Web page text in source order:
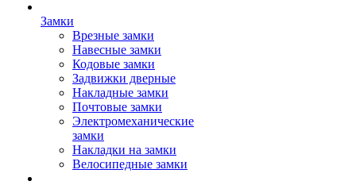
Замки
Врезные замки
Навесные замки
Кодовые замки
Задвижки дверные
Накладные замки
Почтовые замки
Электромеханические
замки
Накладки на замки
Велосипедные замки